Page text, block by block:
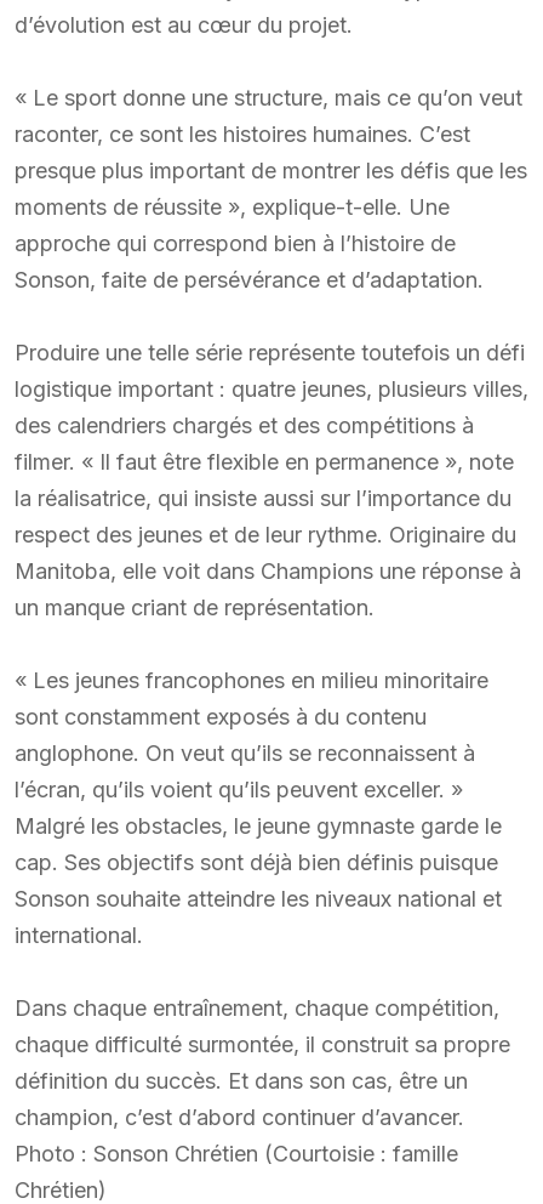
d’évolution est au cœur du projet.
« Le sport donne une structure, mais ce qu’on veut
raconter, ce sont les histoires humaines. C’est
presque plus important de montrer les défis que les
moments de réussite », explique-t-elle. Une
approche qui correspond bien à l’histoire de
Sonson, faite de persévérance et d’adaptation.
Produire une telle série représente toutefois un défi
logistique important : quatre jeunes, plusieurs villes,
des calendriers chargés et des compétitions à
filmer. « Il faut être flexible en permanence », note
la réalisatrice, qui insiste aussi sur l’importance du
respect des jeunes et de leur rythme. Originaire du
Manitoba, elle voit dans Champions une réponse à
un manque criant de représentation.
« Les jeunes francophones en milieu minoritaire
sont constamment exposés à du contenu
anglophone. On veut qu’ils se reconnaissent à
l’écran, qu’ils voient qu’ils peuvent exceller. »
Malgré les obstacles, le jeune gymnaste garde le
cap. Ses objectifs sont déjà bien définis puisque
Sonson souhaite atteindre les niveaux national et
international.
Dans chaque entraînement, chaque compétition,
chaque difficulté surmontée, il construit sa propre
définition du succès. Et dans son cas, être un
champion, c’est d’abord continuer d’avancer.
Photo : Sonson Chrétien (Courtoisie : famille
Chrétien)